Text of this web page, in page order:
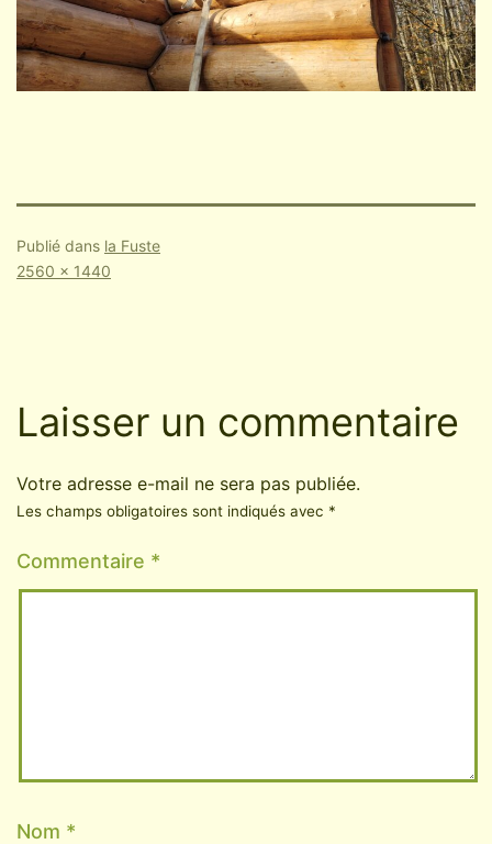
Publié dans la Fuste
Taille
2560 × 1440
Laisser un commentaire
Votre adresse e-mail ne sera pas publiée.
Les champs obligatoires sont indiqués avec *
Commentaire *
Nom *